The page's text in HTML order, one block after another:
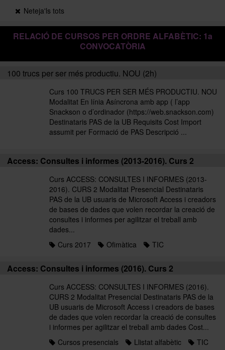
Neteja'ls tots
RELACIÓ DE CURSOS PER ORDRE ALFABÈTIC: 1a
CONVOCATÒRIA
100 trucs per ser més productiu. NOU (2h)
Curs 100 TRUCS PER SER MÉS PRODUCTIU. NOU
Modalitat En línia Asíncrona amb app ( l’app
Snackson o d’ordinador (https://web.snackson.com)
Destinataris PAS de la UB Requisits Cost Import
assumit per Formació de PAS Descripció ...
Access: Consultes i informes (2013-2016). Curs 2
Curs ACCESS: CONSULTES I INFORMES (2013-
2016). CURS 2 Modalitat Presencial Destinataris
PAS de la UB usuaris de Microsoft Access i creadors
de bases de dades que volen recordar la creació de
consultes i informes per agilitzar el treball amb
dades...
Curs 2017
Ofimàtica TIC
Access: Consultes i informes (2016). Curs 2
Curs ACCESS: CONSULTES I INFORMES (2016).
CURS 2 Modalitat Presencial Destinataris PAS de la
UB usuaris de Microsoft Access i creadors de bases
de dades que volen recordar la creació de consultes
i informes per agilitzar el treball amb dades Cost...
Cursos presencials
Llistat alfabètic TIC